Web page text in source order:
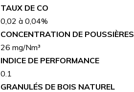
TAUX DE CO
0,02 à 0,04%
CONCENTRATION DE POUSSIÈRES
26 mg/Nm³
INDICE DE PERFORMANCE
0.1
GRANULÉS DE BOIS NATUREL